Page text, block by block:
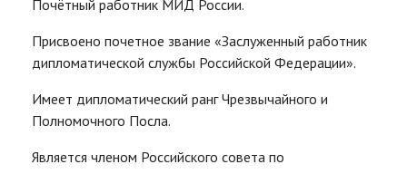
Почётный работник МИД России.
Присвоено почетное звание «Заслуженный работник
дипломатической службы Российской Федерации».
Имеет дипломатический ранг Чрезвычайного и
Полномочного Посла.
Является членом Российского совета по